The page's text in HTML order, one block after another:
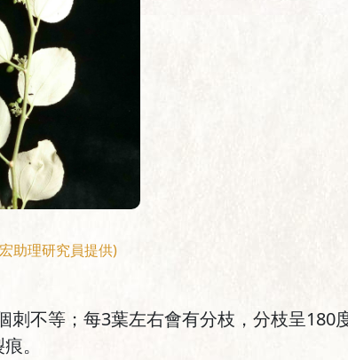
助理研究員提供)
刺不等；每3葉左右會有分枝，分枝呈180
。